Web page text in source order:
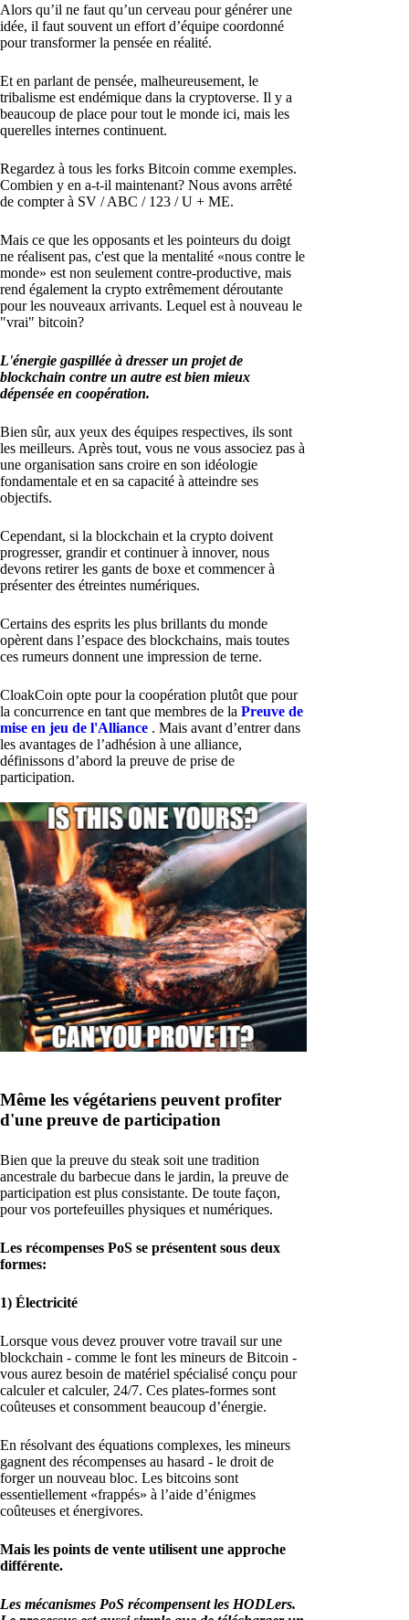
Alors qu’il ne faut qu’un cerveau pour générer une
idée, il faut souvent un effort d’équipe coordonné
pour transformer la pensée en réalité.
Et en parlant de pensée, malheureusement, le
tribalisme est endémique dans la cryptoverse. Il y a
beaucoup de place pour tout le monde ici, mais les
querelles internes continuent.
Regardez à tous les forks Bitcoin comme exemples.
Combien y en a-t-il maintenant? Nous avons arrêté
de compter à SV / ABC / 123 / U + ME.
Mais ce que les opposants et les pointeurs du doigt
ne réalisent pas, c'est que la mentalité «nous contre le
monde» est non seulement contre-productive, mais
rend également la crypto extrêmement déroutante
pour les nouveaux arrivants. Lequel est à nouveau le
"vrai" bitcoin?
L'énergie gaspillée à dresser un projet de
blockchain contre un autre est bien mieux
dépensée en coopération.
Bien sûr, aux yeux des équipes respectives, ils sont
les meilleurs. Après tout, vous ne vous associez pas à
une organisation sans croire en son idéologie
fondamentale et en sa capacité à atteindre ses
objectifs.
Cependant, si la blockchain et la crypto doivent
progresser, grandir et continuer à innover, nous
devons retirer les gants de boxe et commencer à
présenter des étreintes numériques.
Certains des esprits les plus brillants du monde
opèrent dans l’espace des blockchains, mais toutes
ces rumeurs donnent une impression de terne.
CloakCoin opte pour la coopération plutôt que pour
la concurrence en tant que membres de la Preuve de
mise en jeu de l'Alliance . Mais avant d’entrer dans
les avantages de l’adhésion à une alliance,
définissons d’abord la preuve de prise de
participation.
Même les végétariens peuvent profiter
d'une preuve de participation
Bien que la preuve du steak soit une tradition
ancestrale du barbecue dans le jardin, la preuve de
participation est plus consistante. De toute façon,
pour vos portefeuilles physiques et numériques.
Les récompenses PoS se présentent sous deux
formes:
1) Électricité
Lorsque vous devez prouver votre travail sur une
blockchain - comme le font les mineurs de Bitcoin -
vous aurez besoin de matériel spécialisé conçu pour
calculer et calculer, 24/7. Ces plates-formes sont
coûteuses et consomment beaucoup d’énergie.
En résolvant des équations complexes, les mineurs
gagnent des récompenses au hasard - le droit de
forger un nouveau bloc. Les bitcoins sont
essentiellement «frappés» à l’aide d’énigmes
coûteuses et énergivores.
Mais les points de vente utilisent une approche
différente.
Les mécanismes PoS récompensent les HODLers.